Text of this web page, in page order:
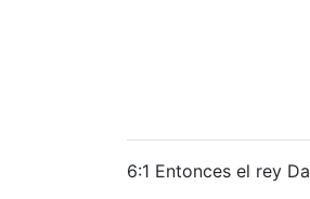
6:1 Entonces el rey